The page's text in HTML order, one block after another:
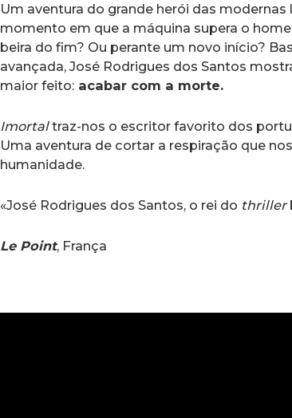
Um aventura do grande herói das
momento em que a máquina supera o
beira do fim? Ou perante um novo início?
avançada, José Rodrigues dos Santos
maior feito: acabar com a morte.
Imortaltraz­-nos o escritor favorito dos
Uma aventura de cortar a respiração que
humanidade.
«José Rodrigues dos Santos, o rei do thriller
Le Point, França